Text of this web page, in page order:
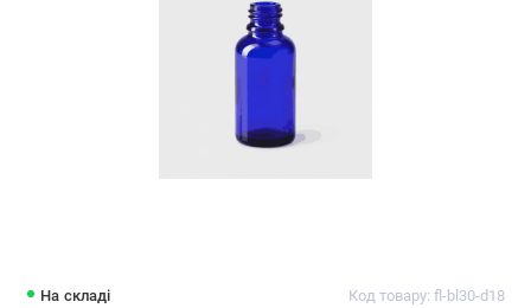
На складі Код товару: fl-bl30-d18